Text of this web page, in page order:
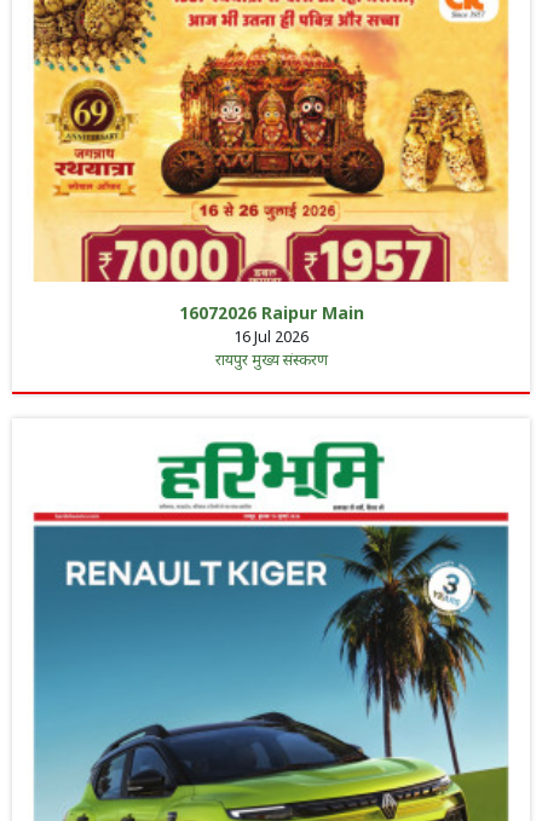
16072026 Raipur Main
16 Jul 2026
रायपुर मुख्य संस्करण